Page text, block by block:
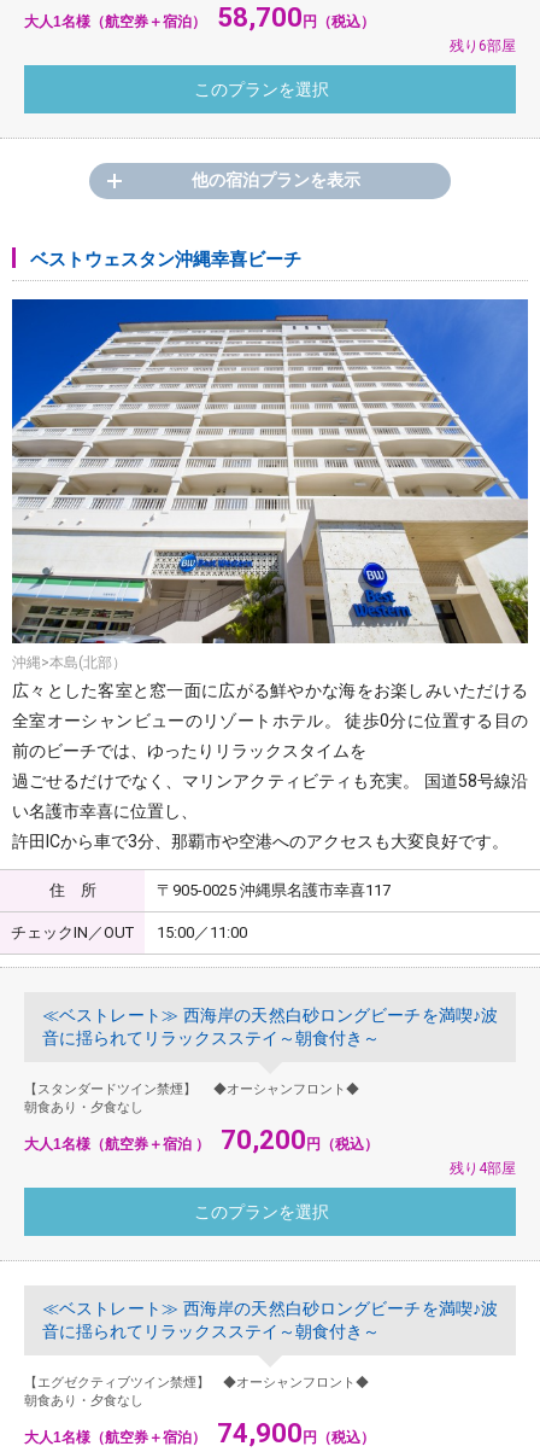
大人1名様（航空券＋宿泊） 58,700 円（税込）
残り6部屋
他の宿泊プランを表示
ベストウェスタン沖縄幸喜ビーチ
沖縄>本島(北部）
広々とした客室と窓一面に広がる鮮やかな海をお楽しみいただける
全室オーシャンビューのリゾートホテル。 徒歩0分に位置する目の
前のビーチでは、ゆったりリラックスタイムを
過ごせるだけでなく、マリンアクティビティも充実。 国道58号線沿
い名護市幸喜に位置し、
許田ICから車で3分、那覇市や空港へのアクセスも大変良好です。
住 所 〒905-0025 沖縄県名護市幸喜117
チェックIN／OUT 15:00／11:00
≪ベストレート≫ 西海岸の天然白砂ロングビーチを満喫♪波
音に揺られてリラックスステイ～朝食付き～
【スタンダードツイン禁煙】 ◆オーシャンフロント◆
朝食あり・夕食なし
大人1名様（航空券＋宿泊 ） 70,200 円（税込）
残り4部屋
≪ベストレート≫ 西海岸の天然白砂ロングビーチを満喫♪波
音に揺られてリラックスステイ～朝食付き～
【エグゼクティブツイン禁煙】 ◆オーシャンフロント◆
朝食あり・夕食なし
大人1名様（航空券＋宿泊） 74,900 円（税込）